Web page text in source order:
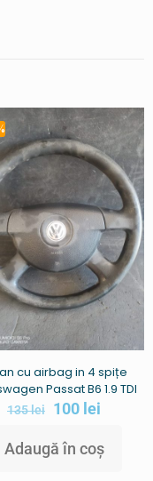
cu airbag in 4 spițe
Passat B6 1.9 TDI
135lei 100 lei
Adaugă în coș